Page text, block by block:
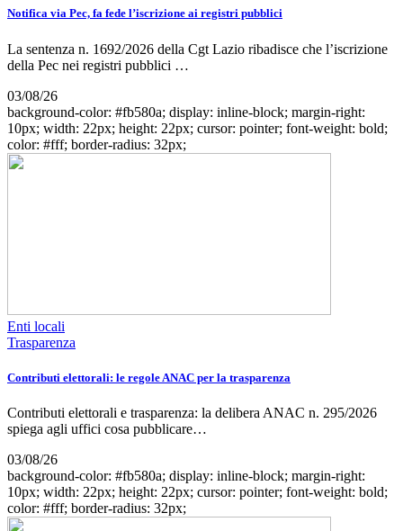
Notifica via Pec, fa fede l’iscrizione ai registri pubblici
La sentenza n. 1692/2026 della Cgt Lazio ribadisce che l’iscrizione
della Pec nei registri pubblici …
03/08/26
background-color: #fb580a; display: inline-block; margin-right:
10px; width: 22px; height: 22px; cursor: pointer; font-weight: bold;
color: #fff; border-radius: 32px;
Enti locali
Trasparenza
Contributi elettorali: le regole ANAC per la trasparenza
Contributi elettorali e trasparenza: la delibera ANAC n. 295/2026
spiega agli uffici cosa pubblicare…
03/08/26
background-color: #fb580a; display: inline-block; margin-right:
10px; width: 22px; height: 22px; cursor: pointer; font-weight: bold;
color: #fff; border-radius: 32px;